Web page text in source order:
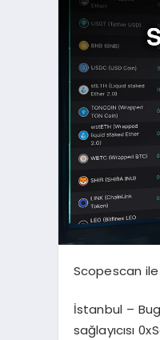
Scopescan
İstanbul –
sağlayıcısı